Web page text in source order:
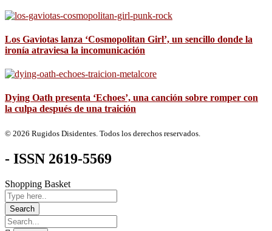
Los Gaviotas lanza ‘Cosmopolitan Girl’, un sencillo donde la
ironía atraviesa la incomunicación
Dying Oath presenta ‘Echoes’, una canción sobre romper con
la culpa después de una traición
© 2026 Rugidos Disidentes. Todos los derechos reservados.
- ISSN 2619-5569
Shopping Basket